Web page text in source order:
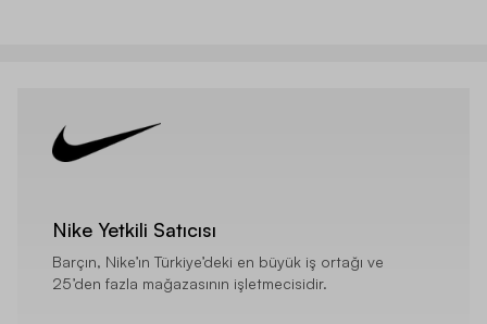
Nike Yetkili Satıcısı
Barçın, Nike’ın Türkiye’deki en büyük iş ortağı ve
25’den fazla mağazasının işletmecisidir.